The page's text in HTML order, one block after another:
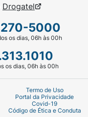
Drogatel
5000
os dias, 06h às 00h
os dias, 06h às 00h
Termo de Uso
Portal da Privacidade
Covid-19
Código de Ética e Conduta